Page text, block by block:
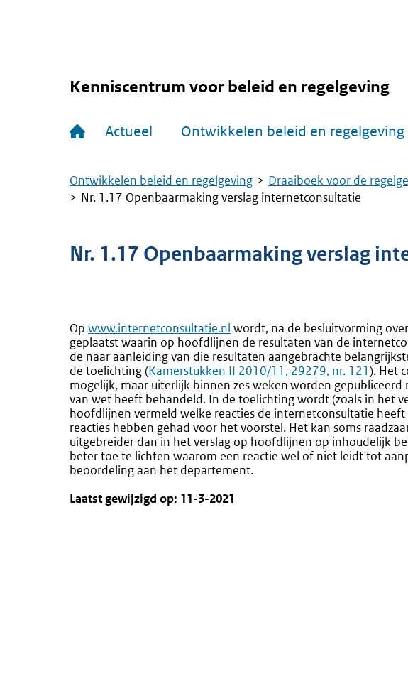
Kenniscentrum voor beleid en regelgeving
Actueel Ontwikkelen beleid en regelgeving
Kruimelpad
Ontwikkelen beleid en regelgeving Draaiboek voor de
Nr. 1.17 Openbaarmaking verslag internetconsultatie
Nr. 1.17 Openbaarmaking verslag
Op Externe
link:
www.internetconsultatie.nl wordt, na de besluitvorming
geplaatst waarin op hoofdlijnen de resultaten van de
de naar aanleiding van die resultaten aangebrachte
de toelichting (Externe
link:
Kamerstukken II 2010/11, 29279, nr. 121). Het
mogelijk, maar uiterlijk binnen zes weken worden
van wet heeft behandeld. In de toelichting wordt (zoals in het
hoofdlijnen vermeld welke reacties de internetconsultatie
reacties hebben gehad voor het voorstel. Het kan soms
uitgebreider dan in het verslag op hoofdlijnen op inhoudelijk
beter toe te lichten waarom een reactie wel of niet leidt tot
beoordeling aan het departement.
Laatst gewijzigd op: 11-3-2021